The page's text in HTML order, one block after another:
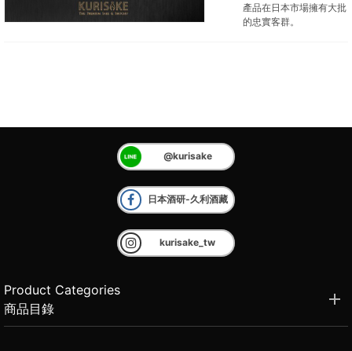
產品在日本市場擁有大批
的忠實客群。
@kurisake
日本酒研-久利酒藏
kurisake_tw
Product Categories
商品目錄